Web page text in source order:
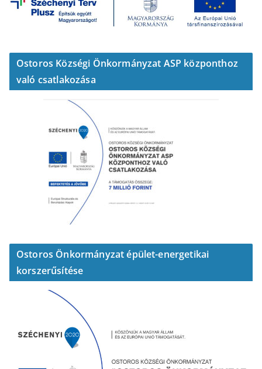
Ostoros Községi Önkormányzat ASP központhoz
való csatlakozása
Ostoros Önkormányzat épület-energetikai
korszerűsítése